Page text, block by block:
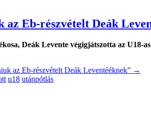
Eb-részvételt Deák
Deák Levente végigjátszotta az
az Eb-részvételt Deák Leventééknek” →
u18 utánpótlás